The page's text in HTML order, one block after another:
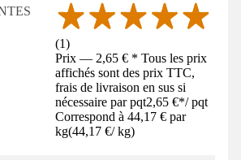
(1)
Prix — 2,65 € * Tous les prix
affichés sont des prix TTC,
frais de livraison en sus si
nécessaire par pqt2,65 €*/ pqt
Correspond à 44,17 € par
kg(44,17 €/ kg)